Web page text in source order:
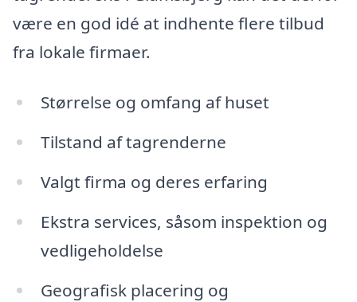
være en god idé at indhente flere tilbud
fra lokale firmaer.
Størrelse og omfang af huset
Tilstand af tagrenderne
Valgt firma og deres erfaring
Ekstra services, såsom inspektion og
vedligeholdelse
Geografisk placering og